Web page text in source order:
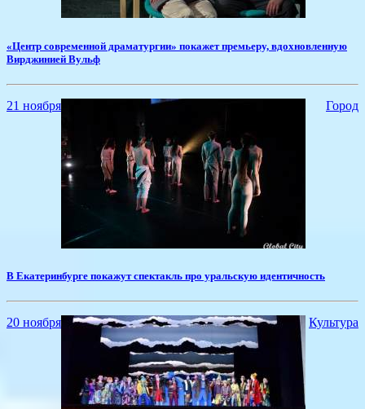
«Центр современной драматургии» покажет премьеру, вдохновленную
Вирджинией Вульф
21 ноября Город
В Екатеринбурге покажут спектакль про уральскую идентичность
20 ноября Культура